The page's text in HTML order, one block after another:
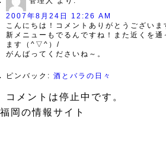
2007年8月24日 12:26 AM
こんにちは！コメントありがとうござい
新メニューもでるんですね！また近くを
ます（^▽^）/
がんばってくださいね～。
ピンバック: 酒とバラの日々
コメントは停止中です。
福岡の情報サイト